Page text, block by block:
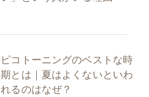
ピコトーニングのベストな時
期とは｜夏はよくないといわ
れるのはなぜ？